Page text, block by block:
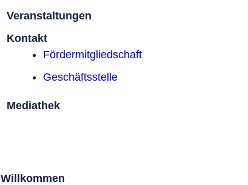
Veranstaltungen
Kontakt
Förder­mitgliedschaft
Geschäftsstelle
Mediathek
Willkommen